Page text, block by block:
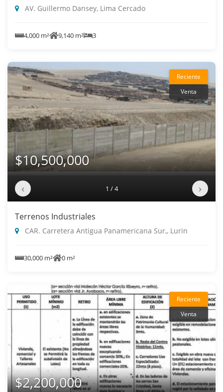
AV. Guillermo Dansey, Lima Cercado
4,000 m² 9,140 m² 3
Reciente
Venta
$10,500,000
‹ 1 / 4 ›
Terrenos Industriales
CAR. Carretera Antigua Panamericana Sur,, Lurin
30,000 m² 0 m²
Reciente
Venta
$2,200,000